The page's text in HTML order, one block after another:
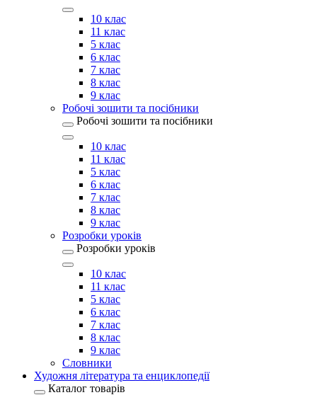
10 клас
11 клас
5 клас
6 клас
7 клас
8 клас
9 клас
Робочі зошити та посібники
Робочі зошити та посібники
10 клас
11 клас
5 клас
6 клас
7 клас
8 клас
9 клас
Розробки уроків
Розробки уроків
10 клас
11 клас
5 клас
6 клас
7 клас
8 клас
9 клас
Словники
Художня література та енциклопедії
Каталог товарів